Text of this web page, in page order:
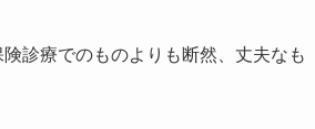
診療でのものよりも断然、丈夫なも